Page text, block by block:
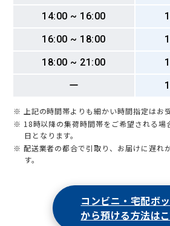
14:00 ~ 16:00
16:00 ~ 18:00
18:00 ~ 21:00
ー
※ 上記の時間帯よりも細かい時間指定はお
※ 18時以降の集荷時間帯をご希望される場
日となります。
※ 配送業者の都合で引取り、お届けに遅れ
す。
コンビニ・宅配ボ
から預ける方法は